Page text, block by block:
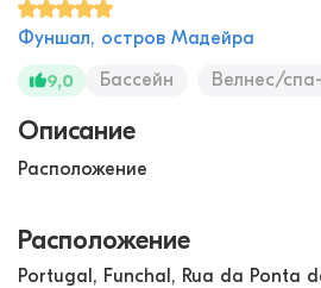
Фуншал, остров Мадейра
9,0
Бассейн Велнес/
Описание
Расположение
Расположение
Portugal, Funchal, Rua da Ponta